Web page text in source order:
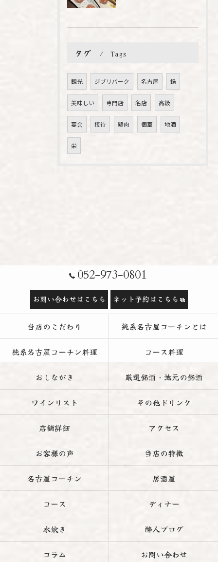
タグ Tags
観光 ジブリパーク 名古屋 鍋
美味しい 専門店 名店 高級
宴会 接待 鶏肉 個室 地酒
栄
052-973-0801
お問い合わせはこちら ネット予約はこちら
当店のこだわり 純系名古屋コーチンとは
純系名古屋コーチン料理 コース料理
おしながき 厳選銘酒・地元の銘酒
ワインリスト その他ドリンク
店舗詳細 アクセス
お客様の声 当店の特徴
名古屋コーチン 居酒屋
コース ディナー
水炊き 酔人ブログ
コラム お問い合わせ